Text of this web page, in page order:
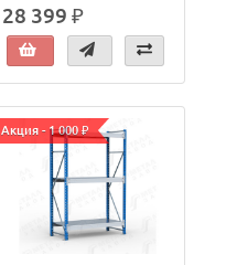
28 399 ₽
Акция - 1 000 ₽